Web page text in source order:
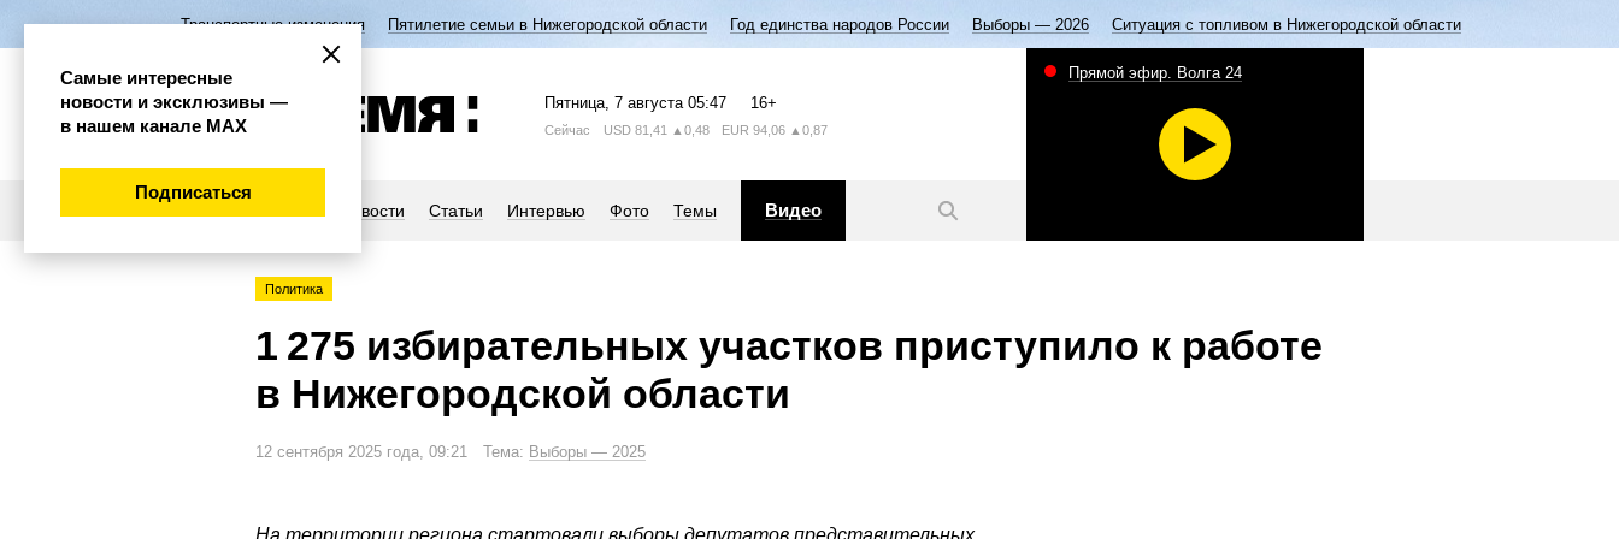
Транспортные изменения Пятилетие семьи в Нижегородской области Год единства народов России Выборы — 2026 Ситуация с топливом в Нижегородской области
Пятница, 7 августа 05:47 16+
Сейчас USD 81,41 ▲0,48 EUR 94,06 ▲0,87
Новости Статьи Интервью Фото Темы Видео
Прямой эфир. Волга 24
Политика
1 275 избирательных участков приступило к работе
в Нижегородской области
12 сентября 2025 года, 09:21 Тема: Выборы — 2025
На территории региона стартовали выборы депутатов представительных
Самые интересные
новости и эксклюзивы —
в нашем канале МАХ
Подписаться